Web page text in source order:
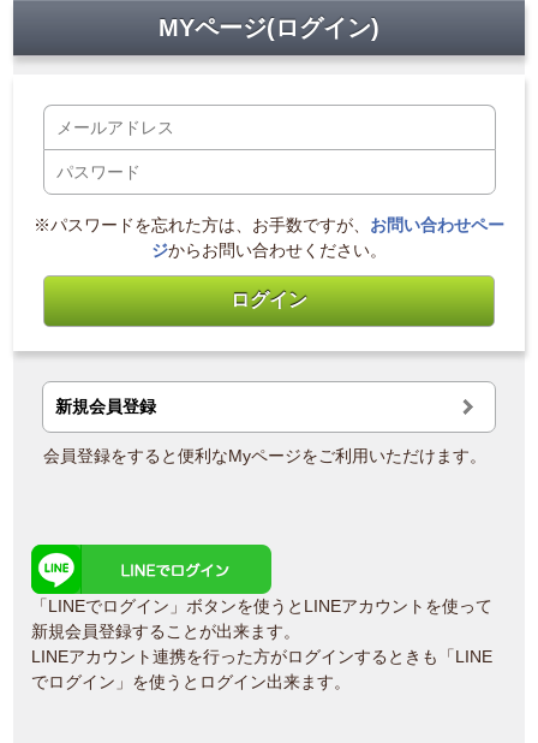
MYページ(ログイン)
※パスワードを忘れた方は、お手数ですが、 お問い合わせペー
ジからお問い合わせください。
新規会員登録
会員登録をすると便利なMyページをご利用いただけます。
「LINEでログイン」ボタンを使うとLINEアカウントを使って
新規会員登録することが出来ます。
LINEアカウント連携を行った方がログインするときも「LINE
でログイン」を使うとログイン出来ます。